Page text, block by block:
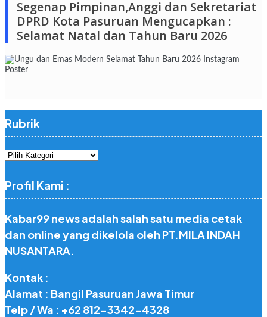
Segenap Pimpinan,Anggi dan Sekretariat
DPRD Kota Pasuruan Mengucapkan :
Selamat Natal dan Tahun Baru 2026
Rubrik
Rubrik
Profil Kami :
Kabar99 news adalah salah satu media cetak
dan online yang dikelola oleh PT.MILA INDAH
NUSANTARA.
Kontak :
Alamat : Bangil Pasuruan Jawa Timur
Telp / Wa : +62 812-3342-4328